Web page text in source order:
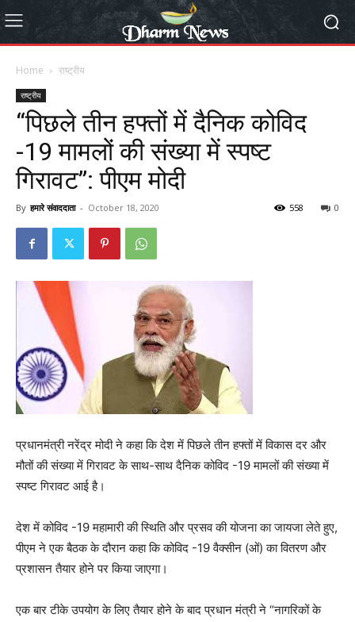
Home राष्ट्रीय
राष्ट्रीय
“पिछले तीन हफ्तों में दैनिक कोविद
-19 मामलों की संख्या में स्पष्ट
गिरावट”: पीएम मोदी
By हमारे संवाददाता - October 18, 2020 0
558
प्रधानमंत्री नरेंद्र मोदी ने कहा कि देश में पिछले तीन हफ्तों में विकास दर और
मौतों की संख्या में गिरावट के साथ-साथ दैनिक कोविद -19 मामलों की संख्या में
स्पष्ट गिरावट आई है।
देश में कोविद -19 महामारी की स्थिति और प्रसव की योजना का जायजा लेते हुए,
पीएम ने एक बैठक के दौरान कहा कि कोविद -19 वैक्सीन (ओं) का वितरण और
प्रशासन तैयार होने पर किया जाएगा।
एक बार टीके उपयोग के लिए तैयार होने के बाद प्रधान मंत्री ने “नागरिकों के